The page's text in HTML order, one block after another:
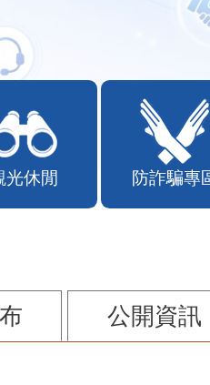
光休閒 防詐騙專區
公開資訊